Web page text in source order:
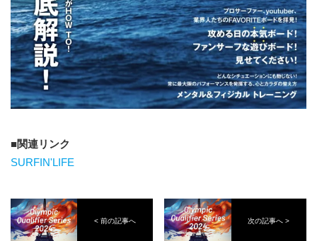
関連リンク
SURFIN'LIFE
< 前の記事へ 次の記事へ >